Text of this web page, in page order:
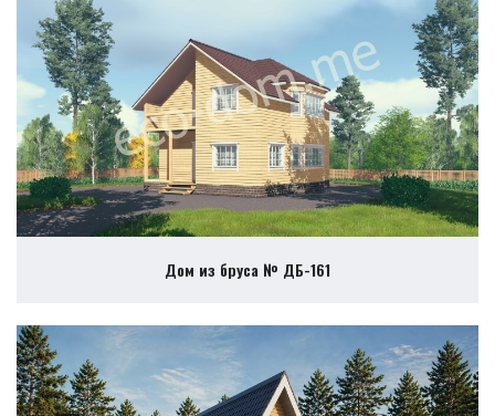
Дом из бруса № ДБ-161